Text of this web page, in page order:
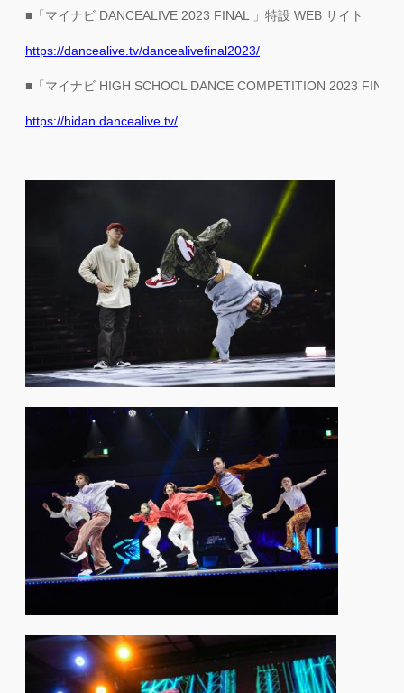
■「マイナビ DANCEALIVE 2023 FINAL 」特設 WEB サイト
https://dancealive.tv/dancealivefinal2023/
■「マイナビ HIGH SCHOOL DANCE COMPETITION 2023 FINAL
https://hidan.dancealive.tv/